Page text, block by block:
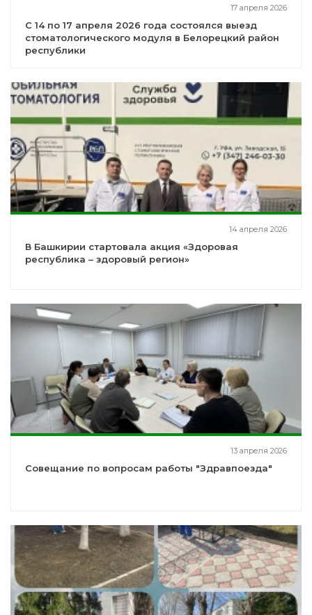
17 апреля 2026
С 14 по 17 апреля 2026 года состоялся выезд
стоматологического модуля в Белорецкий район
республики
14 апреля 2026
В Башкирии стартовала акция «Здоровая
республика – здоровый регион»
13 апреля 2026
Совещание по вопросам работы "Здравпоезда"